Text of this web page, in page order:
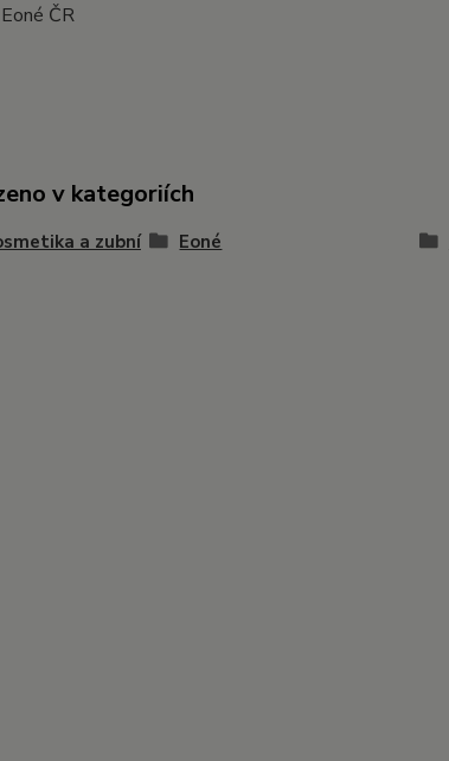
ČR
v kategoriích
a zubní
Eoné